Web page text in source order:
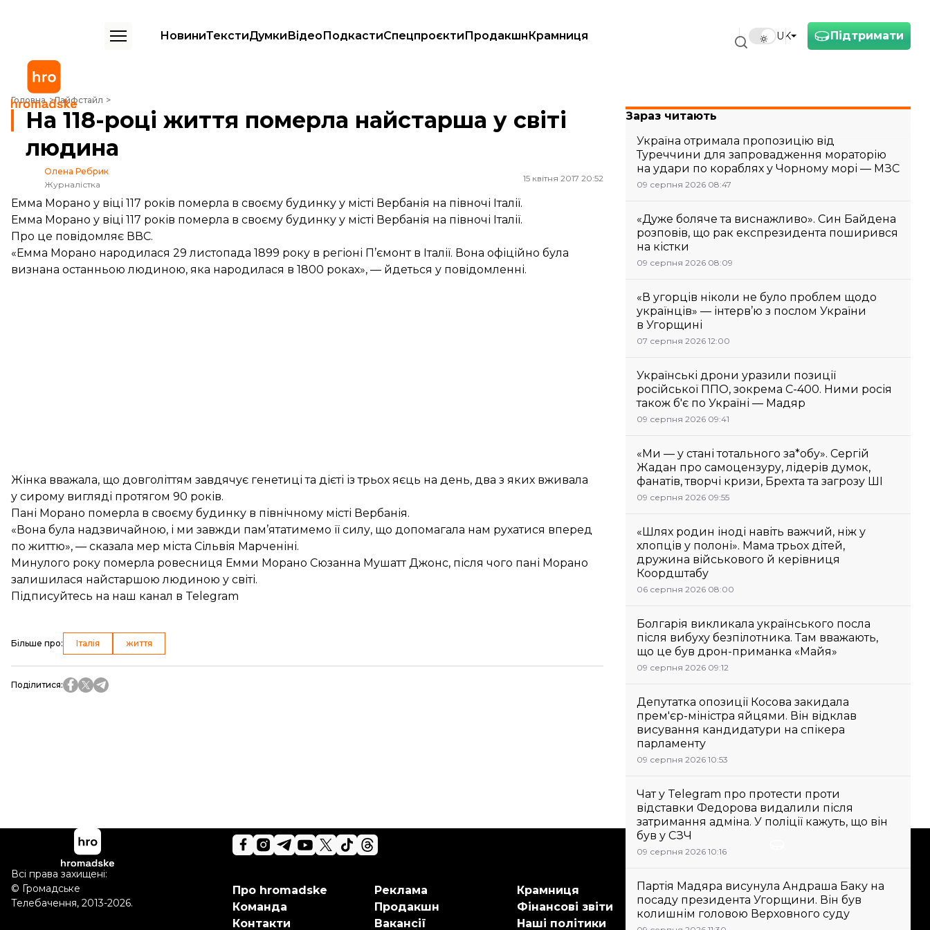
Підтримати
UK
НовиниТекстиДумкиВідеоПодкастиСпецпроєктиПродакшнКрамниця
Головна Лайфстайл
На 118-році життя померла найстарша у світі людина
На 118-році життя померла найстарша у світі
людина
Олена Ребрик
Журналістка
15 квітня 2017 20:52
Емма Морано у віці 117 років померла в своєму будинку у місті Вербанія на півночі Італії.
Емма Морано у віці 117 років померла в своєму будинку у місті Вербанія на півночі Італії.
Про це повідомляє ВВС.
«Емма Морано народилася 29 листопада 1899 року в регіоні П’ємонт в Італії. Вона офіційно була
визнана останньою людиною, яка народилася в 1800 роках», — йдеться у повідомленні.
Жінка вважала, що довголіттям завдячує генетиці та дієті із трьох яєць на день, два з яких вживала
у сирому вигляді протягом 90 років.
Пані Морано померла в своєму будинку в північному місті Вербанія.
«Вона була надзвичайною, і ми завжди пам’ятатимемо її силу, що допомагала нам рухатися вперед
по життю», — сказала мер міста Сільвія Марченіні.
Минулого року померла ровесниця Емми Морано Сюзанна Мушатт Джонс, після чого пані Морано
залишилася найстаршою людиною у світі.
Підписуйтесь на наш канал в Telegram
Більше про: Італія життя
Поділитися:
Зараз читають
Україна отримала пропозицію від
Туреччини для запровадження мораторію
на удари по кораблях у Чорному морі — МЗС
09 серпня 2026 08:47
«Дуже боляче та виснажливо». Син Байдена
розповів, що рак експрезидента поширився
на кістки
09 серпня 2026 08:09
«В угорців ніколи не було проблем щодо
українців» — інтерв’ю з послом України
в Угорщині
07 серпня 2026 12:00
Українські дрони уразили позиції
російської ППО, зокрема С-400. Ними росія
також б'є по Україні — Мадяр
09 серпня 2026 09:41
«Ми — у стані тотального за*обу». Сергій
Жадан про самоцензуру, лідерів думок,
фанатів, творчі кризи, Брехта та загрозу ШІ
09 серпня 2026 09:55
«Шлях родин іноді навіть важчий, ніж у
хлопців у полоні». Мама трьох дітей,
дружина військового й керівниця
Коордштабу
06 серпня 2026 08:00
Болгарія викликала українського посла
після вибуху безпілотника. Там вважають,
що це був дрон-приманка «Майя»
09 серпня 2026 09:12
Депутатка опозиції Косова закидала
прем'єр-міністра яйцями. Він відклав
висування кандидатури на спікера
парламенту
09 серпня 2026 10:53
Чат у Telegram про протести проти
відставки Федорова видалили після
затримання адміна. У поліції кажуть, що він
був у СЗЧ
09 серпня 2026 10:16
Партія Мадяра висунула Андраша Баку на
посаду президента Угорщини. Він був
колишнім головою Верховного суду
Підтримай hromadske.
Ми працюємо для тебе та
завдяки тобі. Будь нашим
Про hromadske
Команда
Контакти
Реклама
Продакшн
Вакансії
Крамниця
Фінансові звіти
Наші політики
Всі права захищені:
© Громадське
Телебачення, 2013-2026.